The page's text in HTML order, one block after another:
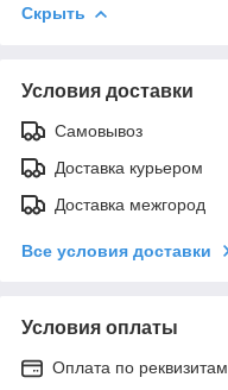
Скрыть
Условия доставки
Самовывоз
Доставка курьером
Доставка межгород
Все условия доставки
Условия оплаты
Оплата по реквизитам